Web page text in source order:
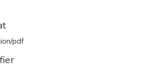
pdf